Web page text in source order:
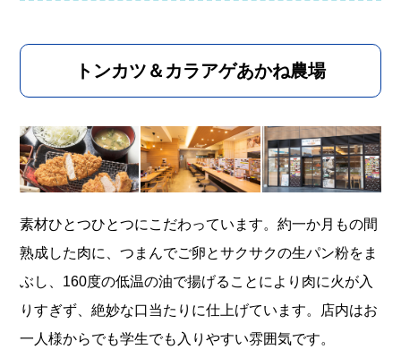
トンカツ＆カラアゲあかね農場
素材ひとつひとつにこだわっています。約一か月もの間
熟成した肉に、つまんでご卵とサクサクの生パン粉をま
ぶし、160度の低温の油で揚げることにより肉に火が入
りすぎず、絶妙な口当たりに仕上げています。店内はお
一人様からでも学生でも入りやすい雰囲気です。